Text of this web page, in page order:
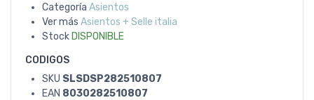
Categoría Asientos
Ver más Asientos + Selle italia
Stock DISPONIBLE
CODIGOS
SKU SLSDSP282510807
EAN 8030282510807